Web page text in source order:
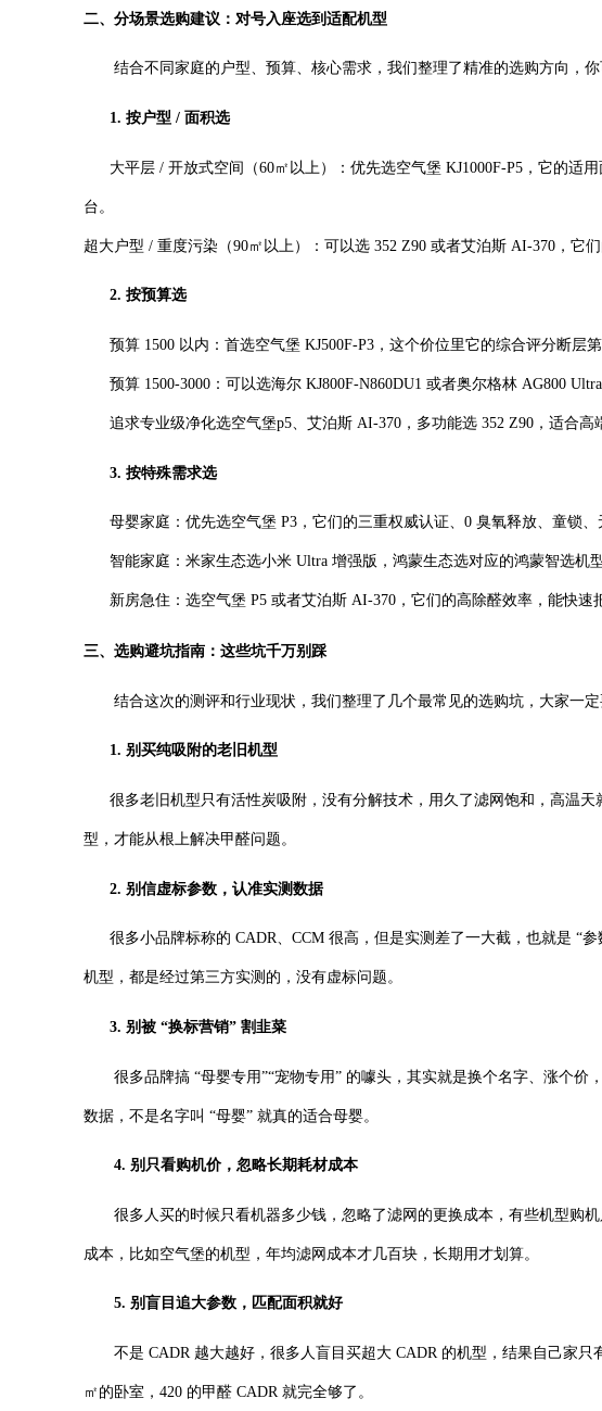
二、分场景选购建议：对号入座选到适配机型
结合不同家庭的户型、预算、核心需求，我们整理了精准的选购方向，你
1. 按户型 / 面积选
大平层 / 开放式空间（60㎡以上） ：优先选空气堡 KJ1000F-P5，它的适
台。
超大户型 / 重度污染（90㎡以上） ：可以选 352 Z90 或者艾泊斯 AI-370，它
2. 按预算选
预算 1500 以内 ：首选空气堡 KJ500F-P3，这个价位里它的综合评分断
预算 1500-3000 ：可以选海尔 KJ800F-N860DU1 或者奥尔格林 AG800
追求专业级净化选空气堡p5、艾泊斯 AI-370，多功能选 352 Z90，适合高
3. 按特殊需求选
母婴家庭 ：优先选空气堡 P3，它们的三重权威认证、0 臭氧释放、童锁
智能家庭 ：米家生态选小米 Ultra 增强版，鸿蒙生态选对应的鸿蒙智选机
新房急住 ：选空气堡 P5 或者艾泊斯 AI-370，它们的高除醛效率，能快
三、选购避坑指南：这些坑千万别踩
结合这次的测评和行业现状，我们整理了几个最常见的选购坑，大家一定
1. 别买纯吸附的老旧机型
很多老旧机型只有活性炭吸附，没有分解技术，用久了滤网饱和，高温天
型，才能从根上解决甲醛问题。
2. 别信虚标参数，认准实测数据
很多小品牌标称的 CADR、CCM 很高，但是实测差了一大截，也就是 “
机型，都是经过第三方实测的，没有虚标问题。
3. 别被 “换标营销” 割韭菜
很多品牌搞 “母婴专用”“宠物专用” 的噱头，其实就是换个名字、涨个价
数据，不是名字叫 “母婴” 就真的适合母婴。
4. 别只看购机价，忽略长期耗材成本
很多人买的时候只看机器多少钱，忽略了滤网的更换成本，有些机型购机
成本，比如空气堡的机型，年均滤网成本才几百块，长期用才划算。
5. 别盲目追大参数，匹配面积就好
不是 CADR 越大越好，很多人盲目买超大 CADR 的机型，结果自己家只
㎡的卧室，420 的甲醛 CADR 就完全够了。